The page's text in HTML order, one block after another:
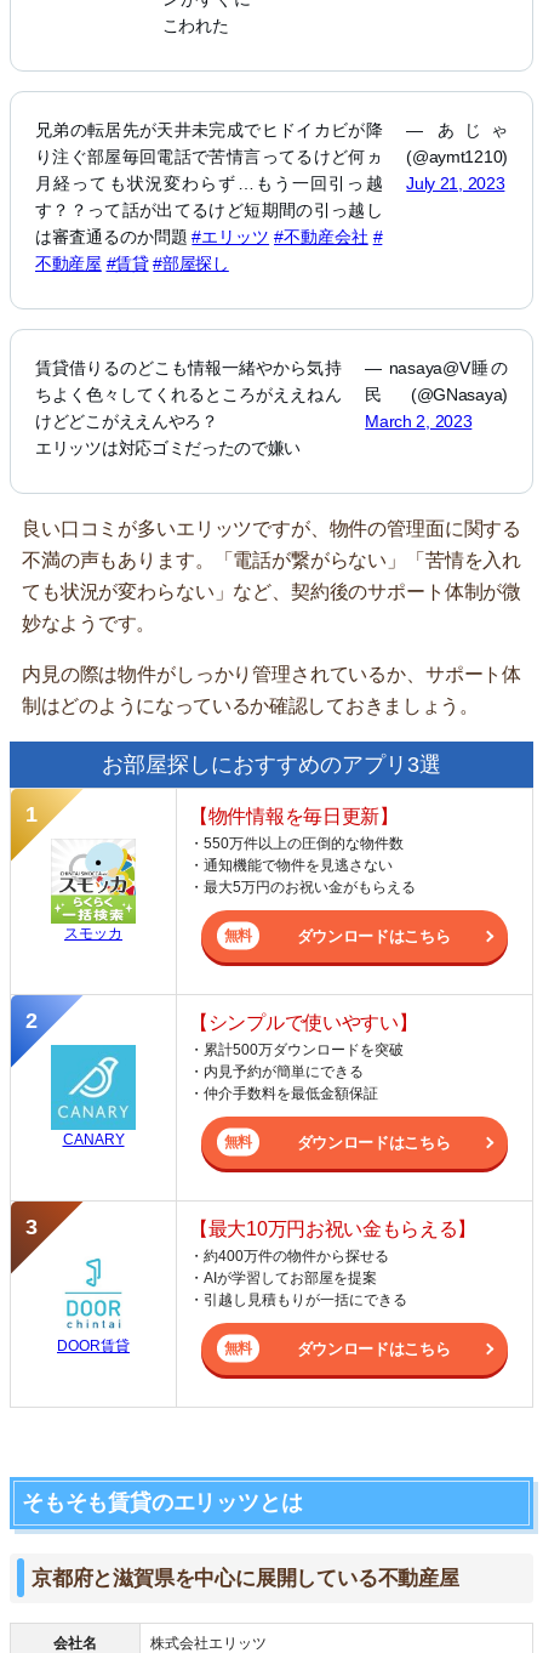
こわれた
兄弟の転居先が天井未完成でヒドイカビが降
り注ぐ部屋毎回電話で苦情言ってるけど何ヵ
月経っても状況変わらず…もう一回引っ越
す？？って話が出てるけど短期間の引っ越し
は審査通るのか問題#エリッツ #不動産会社 #
不動産屋 #賃貸 #部屋探し
— あじゃ
(@aymt1210)
July 21, 2023
賃貸借りるのどこも情報一緒やから気持
ちよく色々してくれるところがええねん
けどどこがええんやろ？
エリッツは対応ゴミだったので嫌い
— nasaya@V睡の
民 (@GNasaya)
March 2, 2023
良い口コミが多いエリッツですが、物件の管理面に関する
不満の声もあります。「電話が繋がらない」「苦情を入れ
ても状況が変わらない」など、契約後のサポート体制が微
妙なようです。
内見の際は物件がしっかり管理されているか、サポート体
制はどのようになっているか確認しておきましょう。
お部屋探しにおすすめのアプリ3選
スモッカ
【物件情報を毎日更新】
・550万件以上の圧倒的な物件数
・通知機能で物件を見逃さない
・最大5万円のお祝い金がもらえる
ダウンロードはこちら
CANARY
【シンプルで使いやすい】
・累計500万ダウンロードを突破
・内見予約が簡単にできる
・仲介手数料を最低金額保証
ダウンロードはこちら
DOOR賃貸
【最大10万円お祝い金もらえる】
・約400万件の物件から探せる
・AIが学習してお部屋を提案
・引越し見積もりが一括にできる
ダウンロードはこちら
そもそも賃貸のエリッツとは
京都府と滋賀県を中心に展開している不動産屋
会社名 株式会社エリッツ